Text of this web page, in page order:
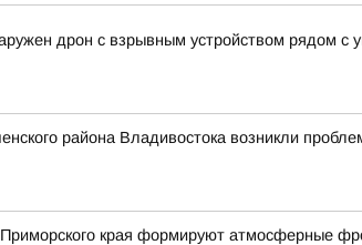
дрон с взрывным устройством рядом с
района Владивостока возникли
Приморского края формируют атмосферные